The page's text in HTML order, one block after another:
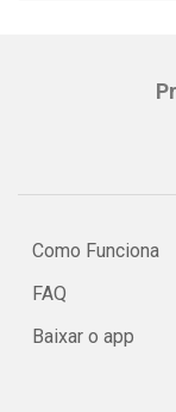
Como Funciona
FAQ
Baixar o app